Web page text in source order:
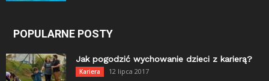
POPULARNE POSTY
Jak pogodzić wychowanie dzieci z karierą?
Kariera 12 lipca 2017